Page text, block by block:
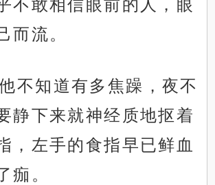
不敢相信眼前的人，眼
而流。
不知道有多焦躁，夜不
静下来就神经质地抠着
，左手的食指早已鲜血
痂。